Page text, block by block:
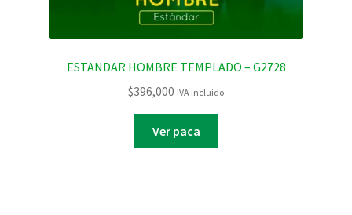
ESTANDAR HOMBRE TEMPLADO – G2728
$396,000 IVA incluido
Ver paca